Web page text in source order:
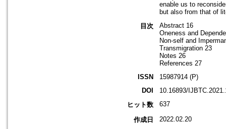
enable us to
but also from that of
目次
Abstract 16
Oneness and
Non-self and
Transmigration 23
Notes 26
References 27
ISSN
15987914 (P)
DOI
10.16893/
ヒット数
637
作成日 2022.02.20